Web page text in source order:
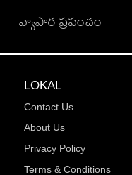
వ్యాపార ప్రపంచం
LOKAL
Contact Us
About Us
Privacy Policy
Terms & Conditions